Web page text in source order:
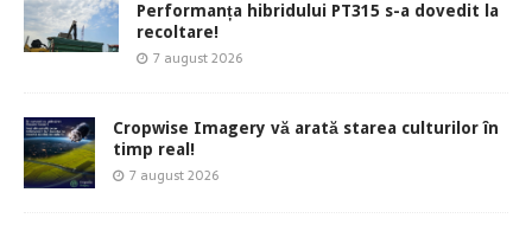
Performanța hibridului PT315 s-a dovedit la
recoltare!
7 august 2026
Cropwise Imagery vă arată starea culturilor în
timp real!
7 august 2026